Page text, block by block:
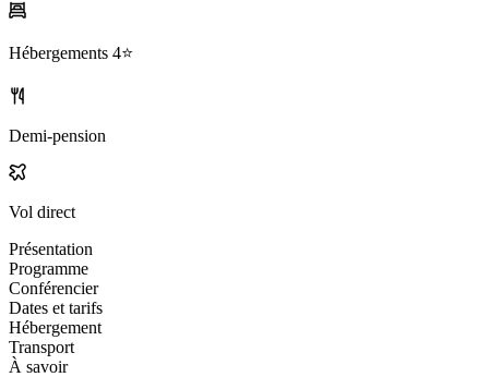
Hébergements 4⭐️
Demi-pension
Vol direct
Présentation
Programme
Conférencier
Dates et tarifs
Hébergement
Transport
À savoir